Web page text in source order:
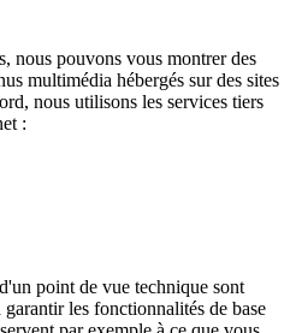
nous pouvons vous montrer des
multimédia hébergés sur des sites
nous utilisons les services tiers
:
point de vue technique sont
les fonctionnalités de base